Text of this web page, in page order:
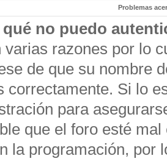
Problemas
qué no puedo
varias razones por lo
de que su nombre
correctamente. Si lo
para
que el foro esté
la programación, por